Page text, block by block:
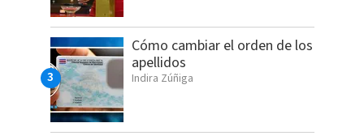
Cómo cambiar el orden de los
apellidos
Indira Zúñiga